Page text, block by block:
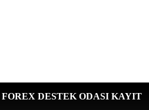
DESTEK ODASI KAYIT